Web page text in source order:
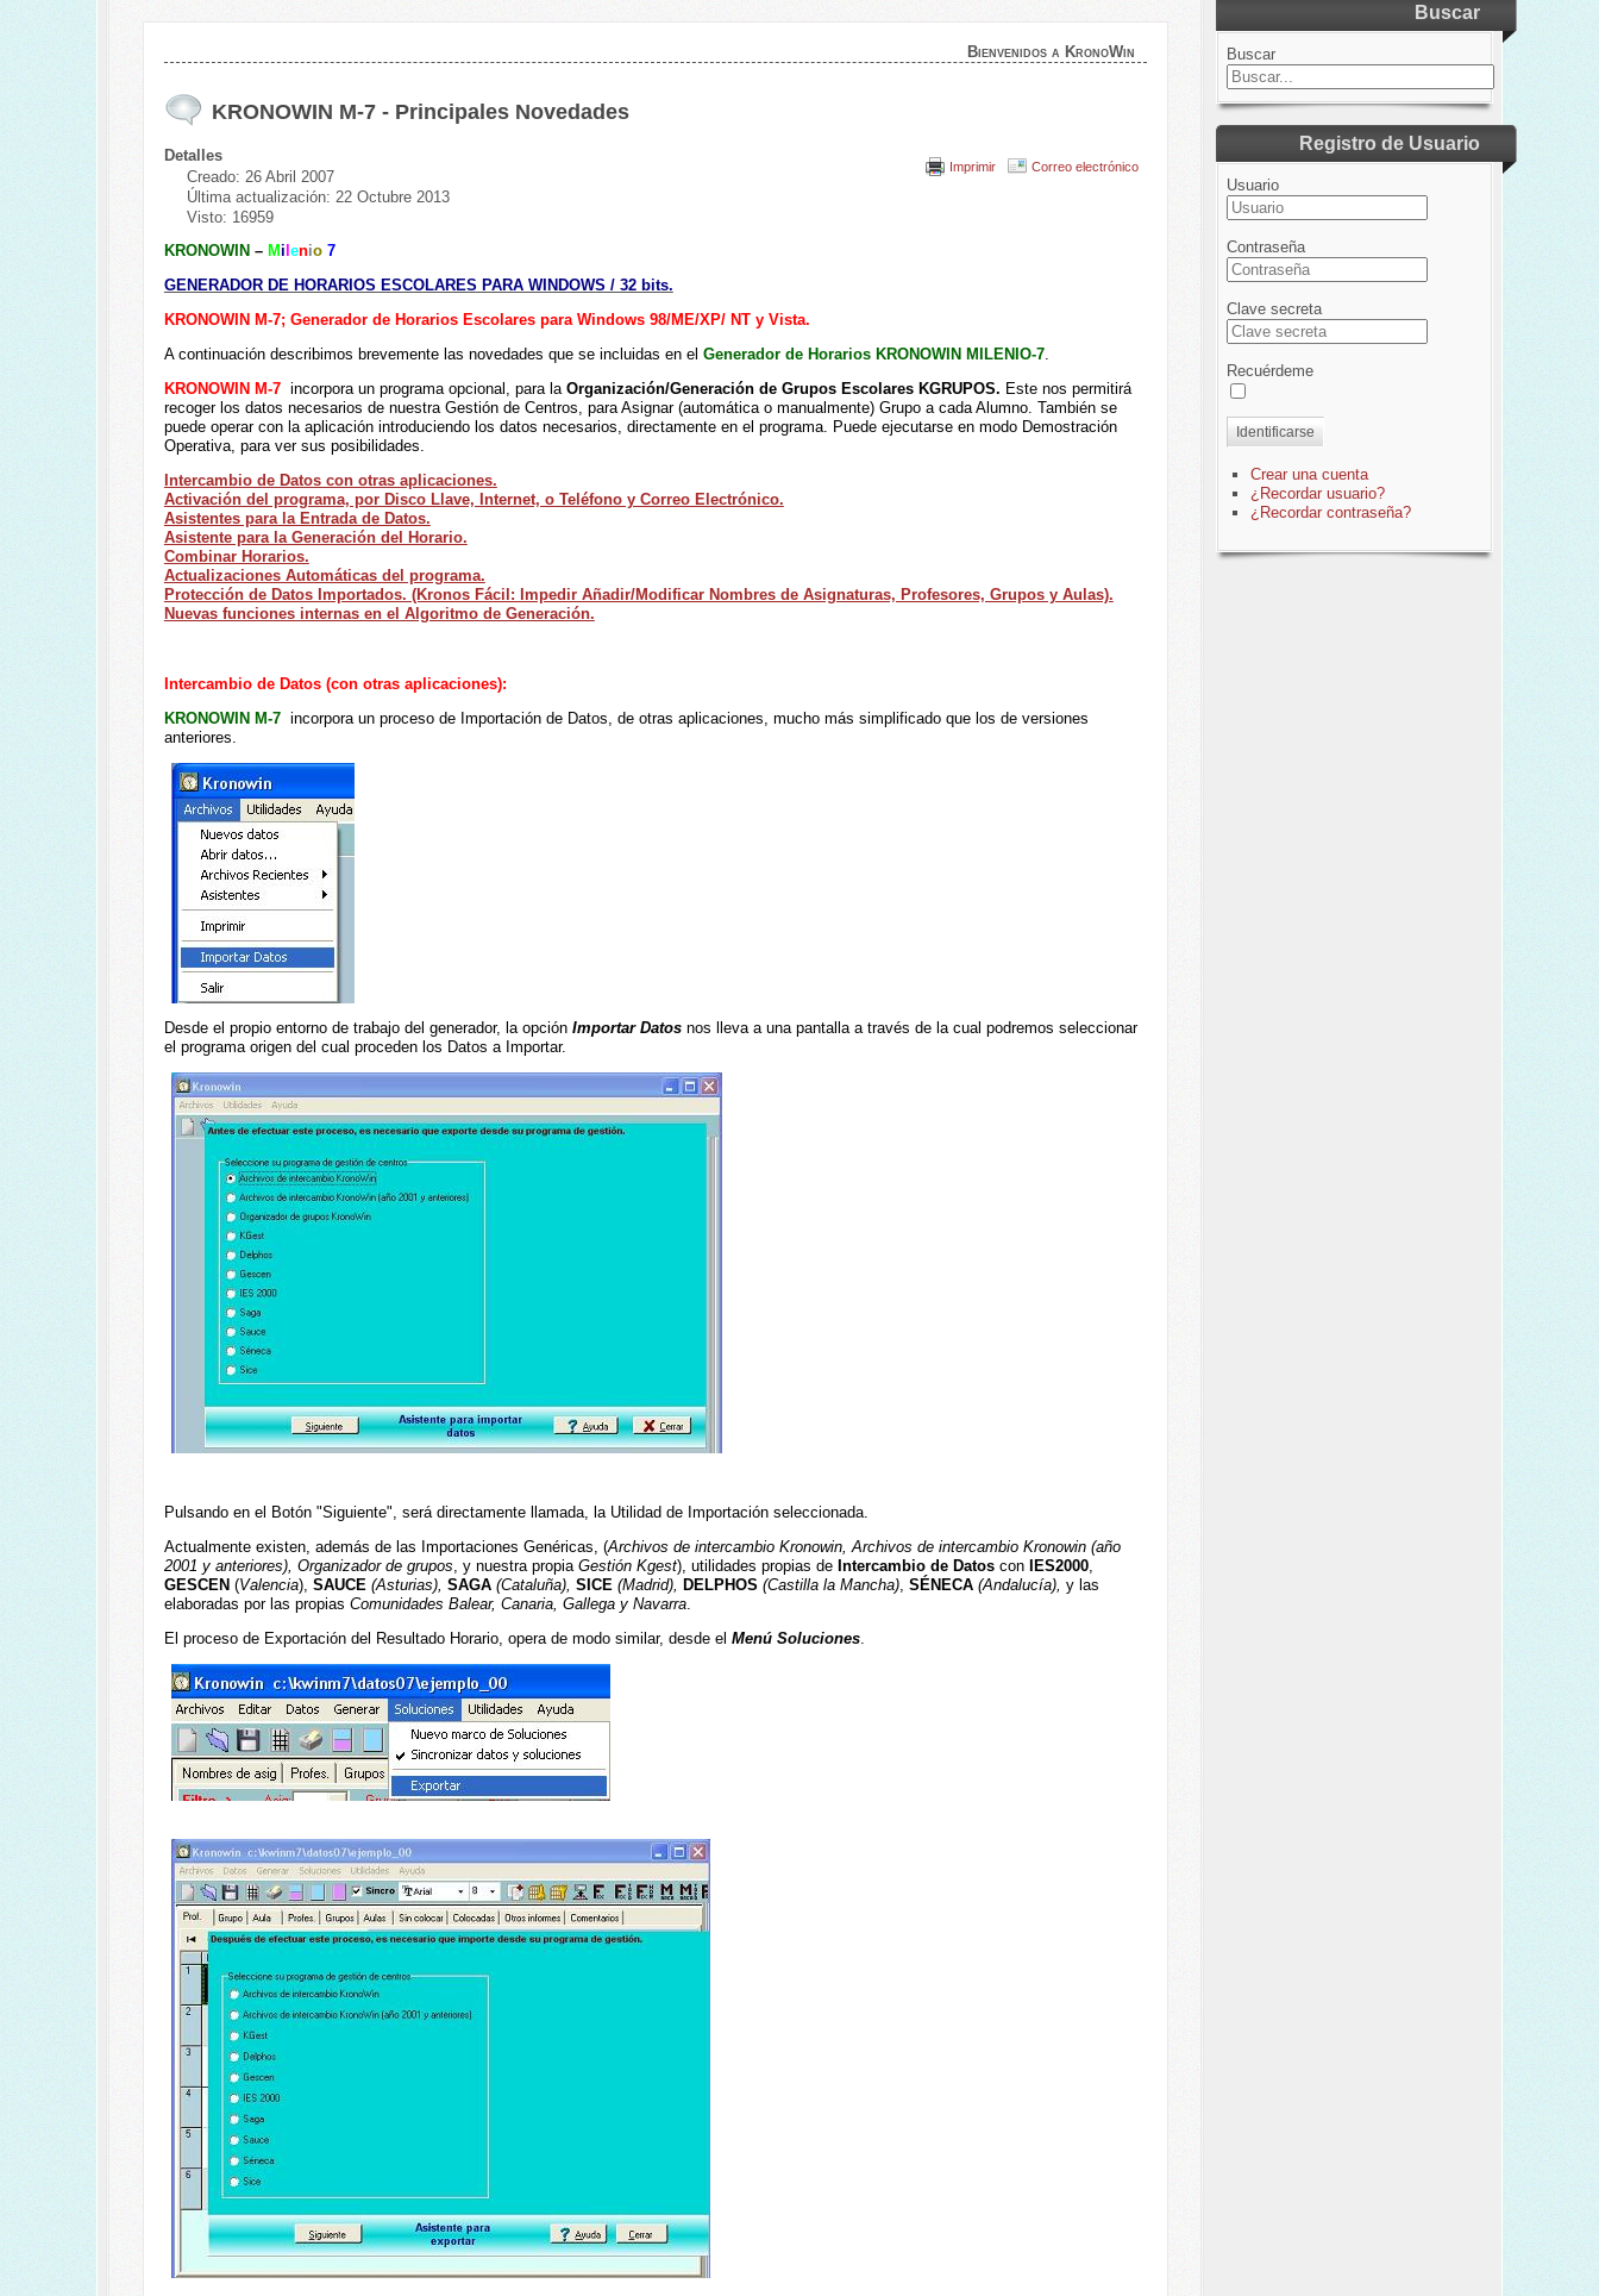
Bienvenidos a KronoWin
KRONOWIN M-7 - Principales Novedades
Imprimir Correo electrónico
Detalles
Creado: 26 Abril 2007
Última actualización: 22 Octubre 2013
Visto: 16959
KRONOWIN – Mi enio 7
GENERADOR DE HORARIOS ESCOLARES PARA WINDOWS / 32 bits.
KRONOWIN M-7; Generador de Horarios Escolares para Windows 98/ME/XP/ NT y Vista.
A continuación describimos brevemente las novedades que se incluidas en el Generador de Horarios KRONOWIN MILENIO-7.
KRONOWIN M-7 incorpora un programa opcional, para la Organización/Generación de Grupos Escolares KGRUPOS. Este nos permitirá
recoger los datos necesarios de nuestra Gestión de Centros, para Asignar (automática o manualmente)Grupo a cada Alumno. También se
puede operar con la aplicación introduciendo los datos necesarios, directamente en el programa. Puede ejecutarse en modo Demostración
Operativa, para ver sus posibilidades.
Intercambio de Datos con otras aplicaciones.
Activación del programa, por Disco Llave, Internet, o Teléfono y Correo Electrónico.
Asistentes para la Entrada de Datos.
Asistente para la Generación del Horario.
Combinar Horarios.
Actualizaciones Automáticas del programa.
Protección de Datos Importados. (Kronos Fácil: Impedir Añadir/Modificar Nombres de Asignaturas, Profesores, Grupos y Aulas).
Nuevas funciones internas en el Algoritmo de Generación.
Intercambio de Datos (con otras aplicaciones):
KRONOWIN M-7incorpora un proceso de Importación de Datos, de otras aplicaciones, mucho más simplificado que los de versiones
anteriores.
Desde el propio entorno de trabajo del generador, la opción Importar Datosnos lleva a una pantalla a través de la cual podremos seleccionar
el programa origen del cual proceden los Datos a Importar.
Pulsando en el Botón "Siguiente", será directamente llamada, la Utilidad de Importación seleccionada.
Actualmente existen, además de las Importaciones Genéricas, (Archivos de intercambio Kronowin, Archivos de intercambio Kronowin (año
2001 y anteriores), Organizador de grupos , y nuestra propia Gestión Kgest), utilidades propias de Intercambio de Datoscon IES2000,
GESCEN (Valencia), SAUCE (Asturias), SAGA (Cataluña), SICE (Madrid), DELPHOS (Castilla la Mancha), SÉNECA (Andalucía), y las
elaboradas por las propias Comunidades Balear, Canaria, Gallega y Navarra.
El proceso de Exportación del Resultado Horario, opera de modo similar, desde el Menú Soluciones.
Buscar
Buscar
Registro de Usuario
Usuario
Contraseña
Clave secreta
Recuérdeme
Identificarse
Crear una cuenta
¿Recordar usuario?
¿Recordar contraseña?